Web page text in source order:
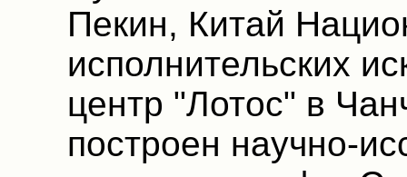
Пекин, Китай
исполнительских
центр "Лотос" в
построен научно-